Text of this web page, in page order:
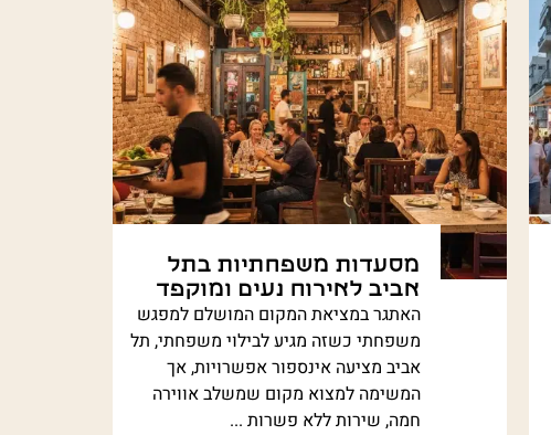
מסעדות משפחתיות בתל
אביב לאירוח נעים ומוקפד
האתגר במציאת המקום המושלם למפגש
משפחתי כשזה מגיע לבילוי משפחתי, תל
אביב מציעה אינספור אפשרויות, אך
המשימה למצוא מקום שמשלב אווירה
חמה, שירות ללא פשרות ...